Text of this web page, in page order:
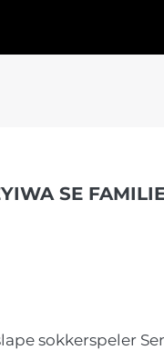
SE
sokkerspeler